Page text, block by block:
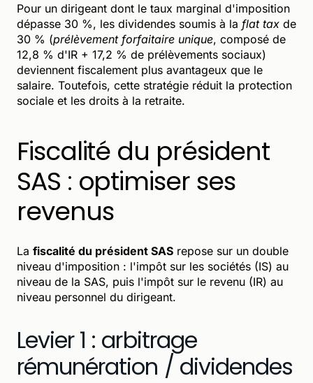
Pour un dirigeant dont le taux marginal d'imposition
dépasse 30 %, les dividendes soumis à la flat tax de
30 % (prélèvement forfaitaire unique, composé de
12,8 % d'IR + 17,2 % de prélèvements sociaux)
deviennent fiscalement plus avantageux que le
salaire. Toutefois, cette stratégie réduit la protection
sociale et les droits à la retraite.
Fiscalité du président
SAS : optimiser ses
revenus
La fiscalité du président SAS repose sur un double
niveau d'imposition : l'impôt sur les sociétés (IS) au
niveau de la SAS, puis l'impôt sur le revenu (IR) au
niveau personnel du dirigeant.
Levier 1 : arbitrage
rémunération / dividendes